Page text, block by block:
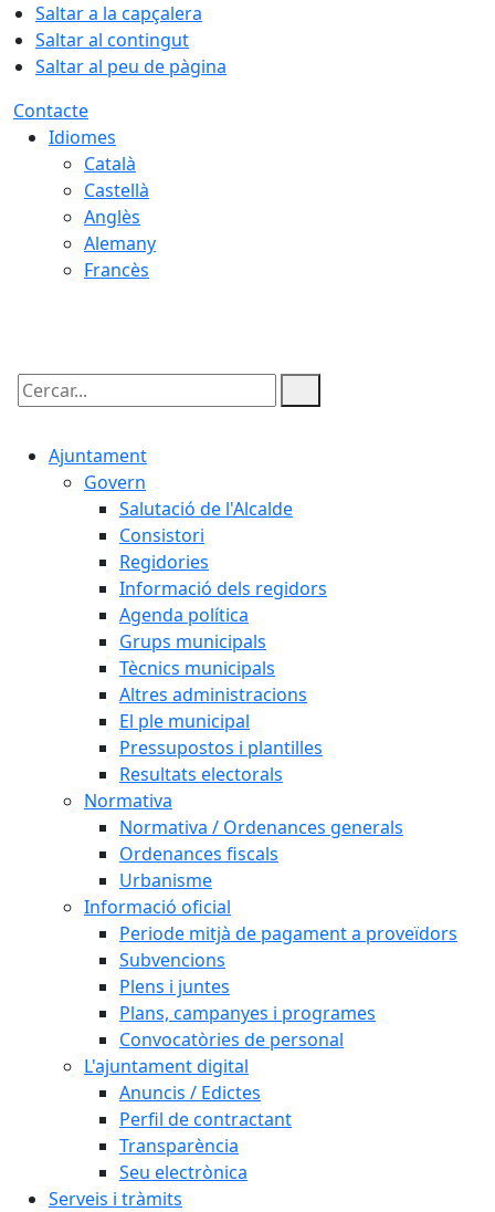
Saltar a la capçalera
Saltar al contingut
Saltar al peu de pàgina
Contacte
Idiomes
Català
Castellà
Anglès
Alemany
Francès
Cercar:
Ajuntament
Govern
Salutació de l'Alcalde
Consistori
Regidories
Informació dels regidors
Agenda política
Grups municipals
Tècnics municipals
Altres administracions
El ple municipal
Pressupostos i plantilles
Resultats electorals
Normativa
Normativa / Ordenances generals
Ordenances fiscals
Urbanisme
Informació oficial
Periode mitjà de pagament a proveïdors
Subvencions
Plens i juntes
Plans, campanyes i programes
Convocatòries de personal
L'ajuntament digital
Anuncis / Edictes
Perfil de contractant
Transparència
Seu electrònica
Serveis i tràmits